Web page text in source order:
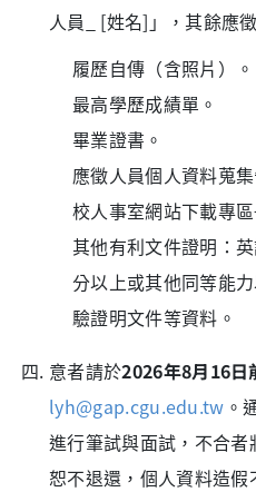
人員_ [姓名]」，其餘應
履歷自傳（含照片）。
最高學歷成績單。
畢業證書。
應徵人員個人資料蒐
校人事室網站下載專
其他有利文件證明：
分以上或其他同等能
驗證明文件等資料。
意者請於2026年8月16日
lyh@gap.cgu.edu.tw 。
進行筆試與面試，不合
恕不退還，個人資料造